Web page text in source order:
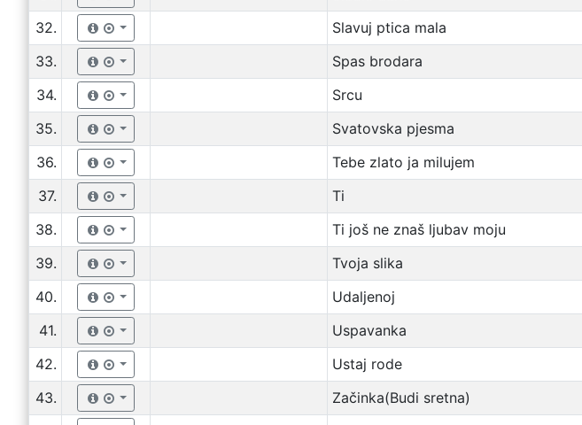
32.
Slavuj ptica mala
33.
Spas brodara
34.
Srcu
35.
Svatovska pjesma
36.
Tebe zlato ja milujem
37.
Ti
38.
Ti još ne znaš ljubav moju
39.
Tvoja slika
40.
Udaljenoj
41.
Uspavanka
42.
Ustaj rode
43.
Začinka(Budi sretna)